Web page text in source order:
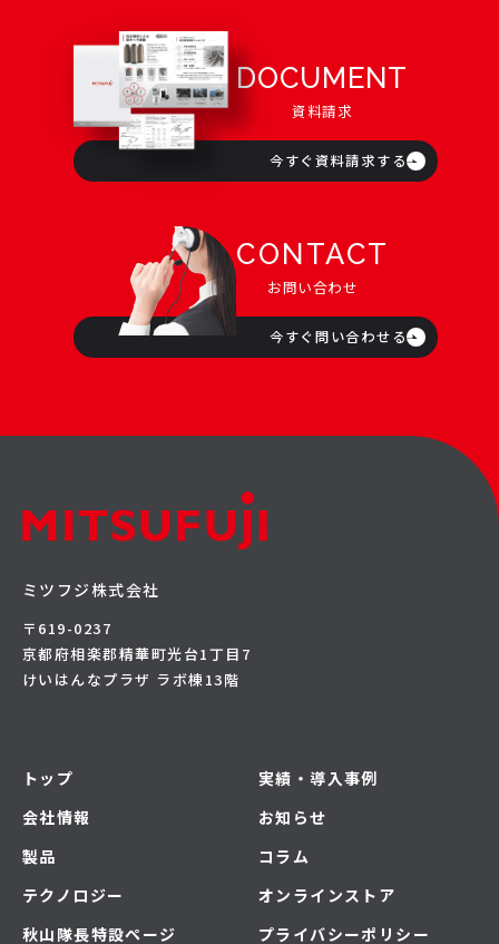
DOCUMENT
資料請求
今すぐ資料請求する
CONTACT
お問い合わせ
今すぐ問い合わせる
ミツフジ株式会社
〒619-0237
京都府相楽郡精華町光台1丁目7
けいはんなプラザ ラボ棟13階
トップ
会社情報
製品
テクノロジー
秋山隊長特設ページ
実績・導入事例
お知らせ
コラム
オンラインストア
プライバシーポリシー